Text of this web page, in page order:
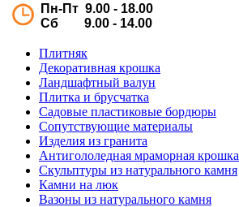
Пн-Пт 9.00 - 18.00
Сб 9.00 - 14.00
Плитняк
Декоративная крошка
Ландшафтный валун
Плитка и брусчатка
Садовые пластиковые бордюры
Сопутствующие материалы
Изделия из гранита
Антигололедная мраморная крошка
Скульптуры из натурального камня
Камни на люк
Вазоны из натурального камня